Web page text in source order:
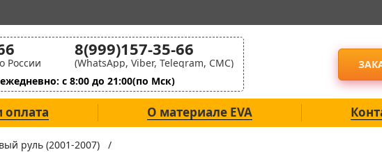
России
8(999)157-35-66
(WhatsApp, Viber, Telegram, СМС)
с 8:00 до 21:00(по Мск)
оплата О материале EVA
руль (2001-2007) /